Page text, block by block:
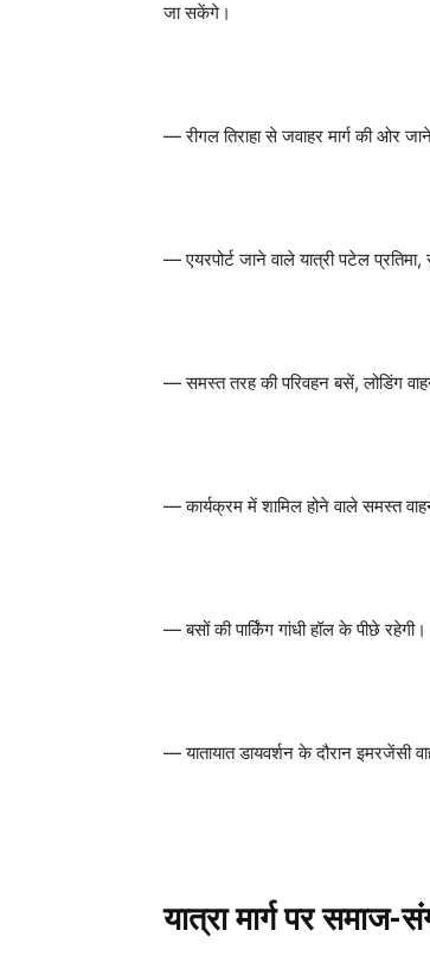
जा सकेंगे।
— रीगल तिराहा से जवाहर मार्ग की ओर
— एयरपोर्ट जाने वाले यात्री पटेल
— समस्त तरह की परिवहन बसें, लोडिंग
— कार्यक्रम में शामिल होने वाले समस्त
— बसों की पार्किंग गांधी हॉल के पीछे रहेगी।
— यातायात डायवर्शन के दौरान इमरजेंसी
यात्रा मार्ग पर समाज-